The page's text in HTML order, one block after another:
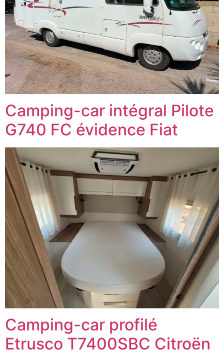
Camping-car intégral Pilote
G740 FC évidence Fiat
Camping-car profilé
Etrusco T7400SBC Citroën